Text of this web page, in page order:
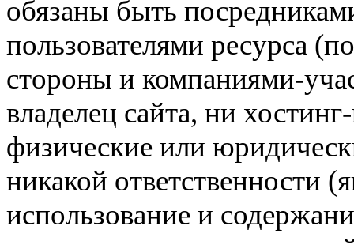
обязаны быть
пользователями ресурса
стороны и компаниями-
владелец сайта, ни
физические или
никакой ответственности
использование и